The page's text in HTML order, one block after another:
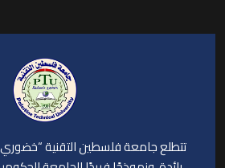
تتطلع جامعة فلسطين التقنية